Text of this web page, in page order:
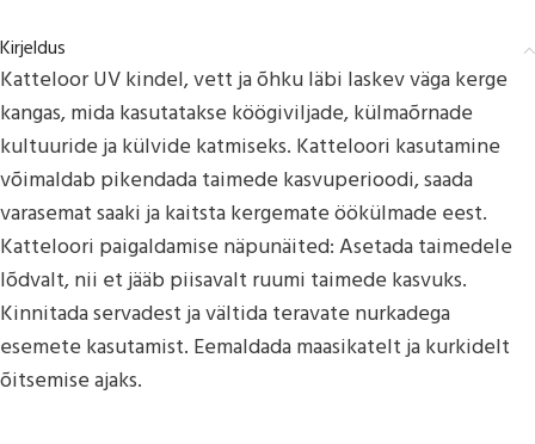
Kirjeldus
Katteloor UV kindel, vett ja õhku läbi laskev väga kerge
kangas, mida kasutatakse köögiviljade, külmaõrnade
kultuuride ja külvide katmiseks. Katteloori kasutamine
võimaldab pikendada taimede kasvuperioodi, saada
varasemat saaki ja kaitsta kergemate öökülmade eest.
Katteloori paigaldamise näpunäited: Asetada taimedele
lõdvalt, nii et jääb piisavalt ruumi taimede kasvuks.
Kinnitada servadest ja vältida teravate nurkadega
esemete kasutamist. Eemaldada maasikatelt ja kurkidelt
õitsemise ajaks.